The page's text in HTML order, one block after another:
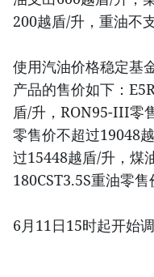
200越盾/升，重油不支
使用汽油价格稳定基
产品的售价如下：
盾/升，RON95-III零
零售价不超过19048
过15448越盾/升，煤
180CST3.5S重油零
6月11日15时起开始